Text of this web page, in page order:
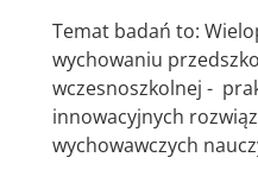
Temat badań to:
wychowaniu
wczesnoszkolnej -
innowacyjnych
wychowawczych